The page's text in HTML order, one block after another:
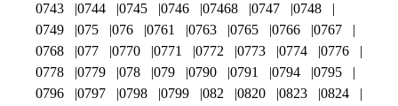
0743
0744 0745 0746 07468 0747
0748
0749
075 076 0761 0763 0765 0766
0767
0768
077 0770 0771 0772 0773 0774
0776
0778
0779 078 079 0790 0791 0794
0795
0796
0797 0798 0799 082 0820 0823
0824